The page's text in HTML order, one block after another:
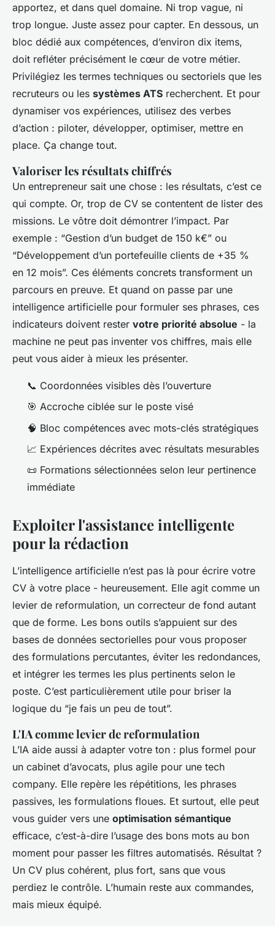
apportez, et dans quel domaine. Ni trop vague, ni
trop longue. Juste assez pour capter. En dessous, un
bloc dédié aux compétences, d’environ dix items,
doit refléter précisément le cœur de votre métier.
Privilégiez les termes techniques ou sectoriels que les
recruteurs ou les systèmes ATS recherchent. Et pour
dynamiser vos expériences, utilisez des verbes
d’action : piloter, développer, optimiser, mettre en
place. Ça change tout.
Valoriser les résultats chiffrés
Un entrepreneur sait une chose : les résultats, c’est ce
qui compte. Or, trop de CV se contentent de lister des
missions. Le vôtre doit démontrer l’impact. Par
exemple : “Gestion d’un budget de 150 k€” ou
“Développement d’un portefeuille clients de +35 %
en 12 mois”. Ces éléments concrets transforment un
parcours en preuve. Et quand on passe par une
intelligence artificielle pour formuler ses phrases, ces
indicateurs doivent rester votre priorité absolue - la
machine ne peut pas inventer vos chiffres, mais elle
peut vous aider à mieux les présenter.
📞 Coordonnées visibles dès l’ouverture
🎯 Accroche ciblée sur le poste visé
🧠 Bloc compétences avec mots-clés stratégiques
📈 Expériences décrites avec résultats mesurables
📜 Formations sélectionnées selon leur pertinence
immédiate
Exploiter l'assistance intelligente
pour la rédaction
L’intelligence artificielle n’est pas là pour écrire votre
CV à votre place - heureusement. Elle agit comme un
levier de reformulation, un correcteur de fond autant
que de forme. Les bons outils s’appuient sur des
bases de données sectorielles pour vous proposer
des formulations percutantes, éviter les redondances,
et intégrer les termes les plus pertinents selon le
poste. C’est particulièrement utile pour briser la
logique du “je fais un peu de tout”.
L'IA comme levier de reformulation
L’IA aide aussi à adapter votre ton : plus formel pour
un cabinet d’avocats, plus agile pour une tech
company. Elle repère les répétitions, les phrases
passives, les formulations floues. Et surtout, elle peut
vous guider vers une optimisation sémantique
efficace, c’est-à-dire l’usage des bons mots au bon
moment pour passer les filtres automatisés. Résultat ?
Un CV plus cohérent, plus fort, sans que vous
perdiez le contrôle. L’humain reste aux commandes,
mais mieux équipé.